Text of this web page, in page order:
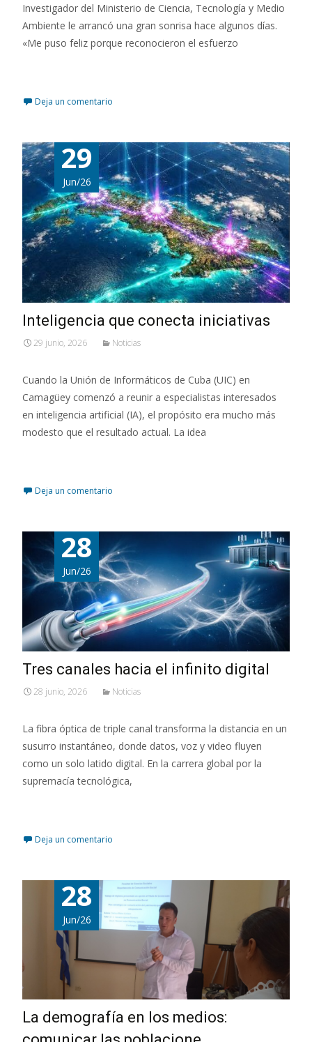
Investigador del Ministerio de Ciencia, Tecnología y Medio
Ambiente le arrancó una gran sonrisa hace algunos días.
«Me puso feliz porque reconocieron el esfuerzo
Deja un comentario
29
Jun/26
Inteligencia que conecta iniciativas
29 junio, 2026 Noticias
Cuando la Unión de Informáticos de Cuba (UIC) en
Camagüey comenzó a reunir a especialistas interesados
en inteligencia artificial (IA), el propósito era mucho más
modesto que el resultado actual. La idea
Deja un comentario
28
Jun/26
Tres canales hacia el infinito digital
28 junio, 2026 Noticias
La fibra óptica de triple canal transforma la distancia en un
susurro instantáneo, donde datos, voz y video fluyen
como un solo latido digital. En la carrera global por la
supremacía tecnológica,
Deja un comentario
28
Jun/26
La demografía en los medios: